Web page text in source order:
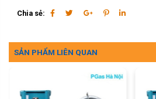
Chia sẻ:
SẢN PHẨM LIÊN QUAN